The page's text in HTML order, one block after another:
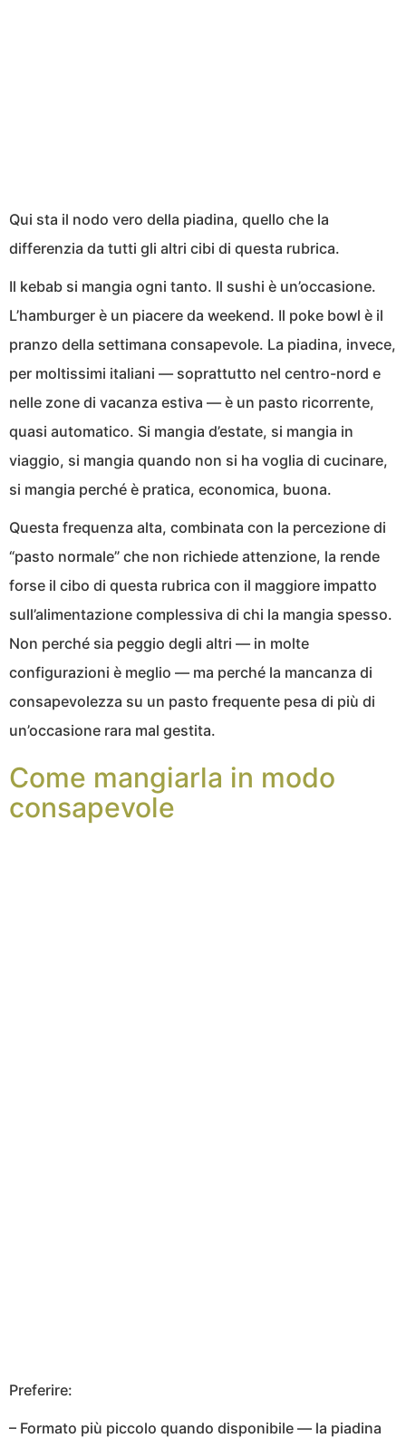
Qui sta il nodo vero della piadina, quello che la
differenzia da tutti gli altri cibi di questa rubrica.
Il kebab si mangia ogni tanto. Il sushi è un’occasione.
L’hamburger è un piacere da weekend. Il poke bowl è il
pranzo della settimana consapevole. La piadina, invece,
per moltissimi italiani — soprattutto nel centro-nord e
nelle zone di vacanza estiva — è un pasto ricorrente,
quasi automatico. Si mangia d’estate, si mangia in
viaggio, si mangia quando non si ha voglia di cucinare,
si mangia perché è pratica, economica, buona.
Questa frequenza alta, combinata con la percezione di
“pasto normale” che non richiede attenzione, la rende
forse il cibo di questa rubrica con il maggiore impatto
sull’alimentazione complessiva di chi la mangia spesso.
Non perché sia peggio degli altri — in molte
configurazioni è meglio — ma perché la mancanza di
consapevolezza su un pasto frequente pesa di più di
un’occasione rara mal gestita.
Come mangiarla in modo
consapevole
Preferire:
– Formato più piccolo quando disponibile — la piadina